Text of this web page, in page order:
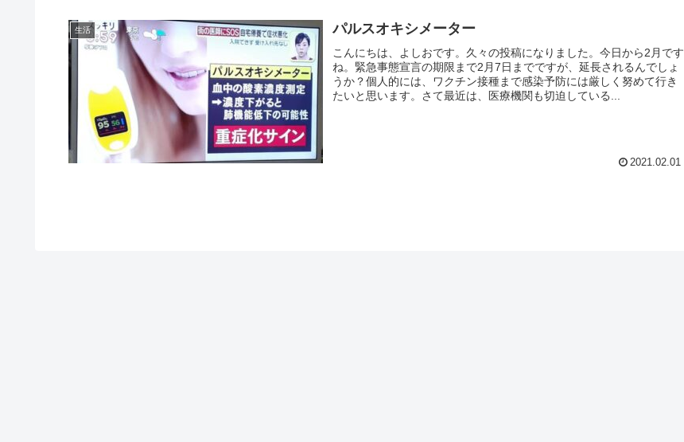
生活 パルスオキシメーター
こんにちは、よしおです。久々の投稿になりました。今日から2月です
ね。緊急事態宣言の期限まで2月7日までですが、延長されるんでしょ
うか？個人的には、ワクチン接種まで感染予防には厳しく努めて行き
たいと思います。さて最近は、医療機関も切迫している...
2021.02.01